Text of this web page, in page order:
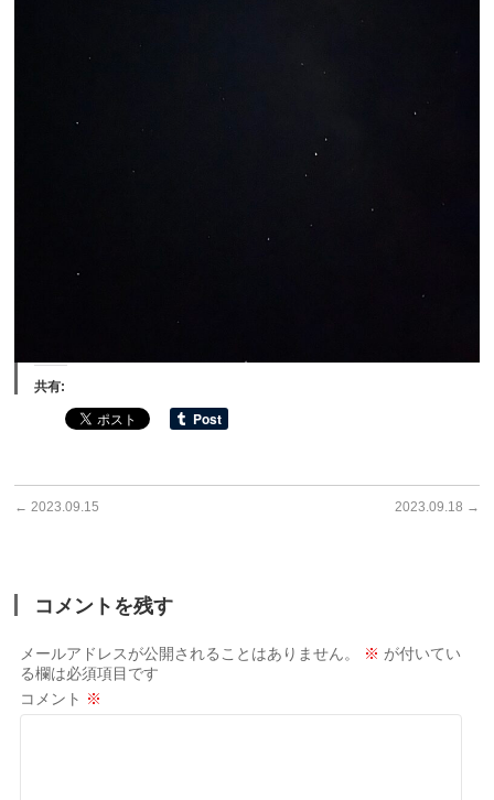
共有:
← 2023.09.15 2023.09.18 →
コメントを残す
メールアドレスが公開されることはありません。 ※ が付いてい
る欄は必須項目です
コメント ※